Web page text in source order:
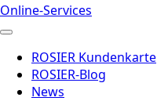
Online-Services
ROSIER Kundenkarte
ROSIER-Blog
News